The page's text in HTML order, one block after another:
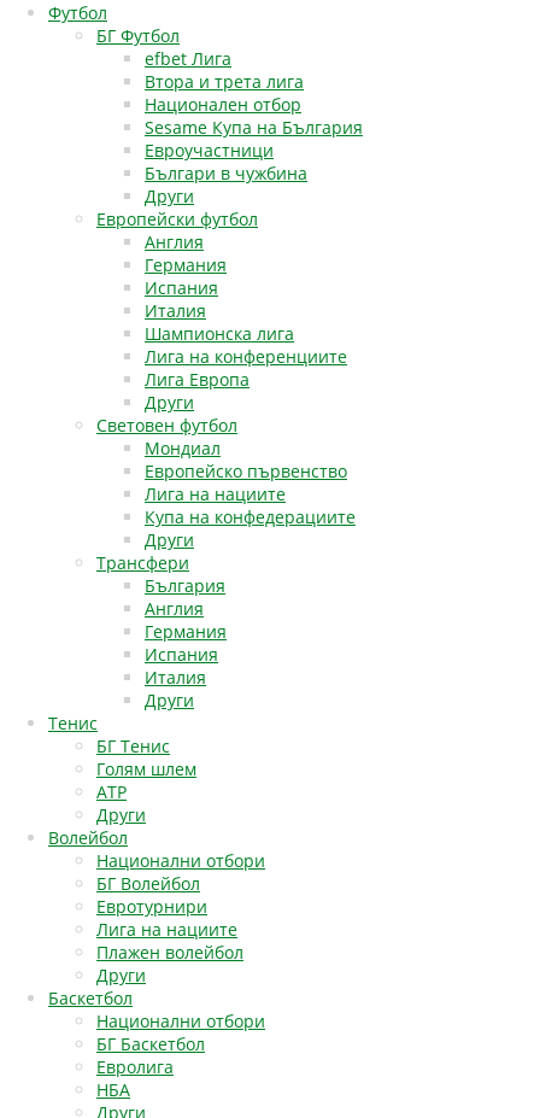
Футбол
БГ Футбол
efbet Лига
Втора и трета лига
Национален отбор
Sesame Купа на България
Евроучастници
Българи в чужбина
Други
Европейски футбол
Англия
Германия
Испания
Италия
Шампионска лига
Лига на конференциите
Лига Европа
Други
Световен футбол
Мондиал
Европейско първенство
Лига на нациите
Купа на конфедерациите
Други
Трансфери
България
Англия
Германия
Испания
Италия
Други
Тенис
БГ Тенис
Голям шлем
АТР
Други
Волейбол
Национални отбори
БГ Волейбол
Евротурнири
Лига на нациите
Плажен волейбол
Други
Баскетбол
Национални отбори
БГ Баскетбол
Евролига
НБА
Други